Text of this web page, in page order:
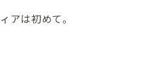
アは初めて。